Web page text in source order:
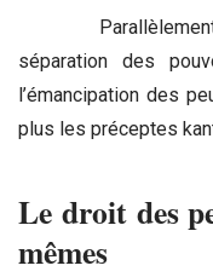
Parallèlement à
séparation des
l’émancipation des
plus les préceptes
Le droit des
mêmes